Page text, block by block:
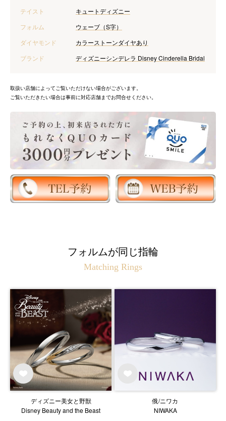
テイスト
キュートディズニー
フォルム
ウェーブ（S字）
ダイヤモンド
カラーストーンダイヤあり
ブランド
ディズニーシンデレラ Disney Cinderella Bridal
取扱い店舗によってご覧いただけない場合がございます。
ご覧いただきたい場合は事前に対応店舗までお問合せください。
フォルムが同じ指輪
Matching Rings
ディズニー美女と野獣
Disney Beauty and the Beast
俄/ニワカ
NIWAKA